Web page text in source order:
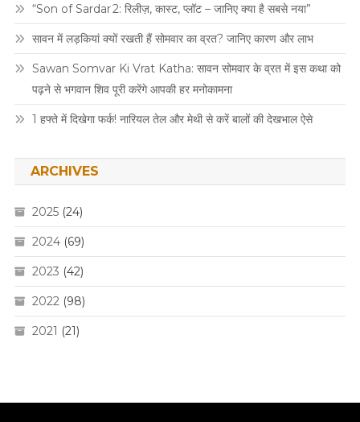
“Son of Sardar 2: रिलीज़, कास्ट, प्लॉट – जानिए क्या है सबसे नया”
सावन में लड़कियां क्यों रखती हैं सोमवार का व्रत? जानिए कारण और लाभ
Sawan Somvar Ki Vrat Katha: सावन सोमवार के व्रत में इस कथा को
पढ़ने से भगवान शिव पूरी करेंगे आपकी हर मनोकामना
1 हफ्ते में दिखेगा फर्क! नारियल तेल और मेथी से करें बालों की देखभाल ऐसे
ARCHIVES
2025(24)
2024(69)
2023 (42)
2022(98)
2021 (21)